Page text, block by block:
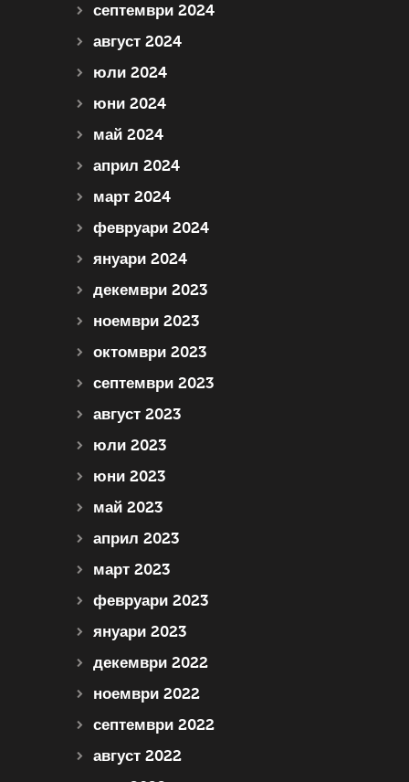
септември 2024
август 2024
юли 2024
юни 2024
май 2024
април 2024
март 2024
февруари 2024
януари 2024
декември 2023
ноември 2023
октомври 2023
септември 2023
август 2023
юли 2023
юни 2023
май 2023
април 2023
март 2023
февруари 2023
януари 2023
декември 2022
ноември 2022
септември 2022
август 2022